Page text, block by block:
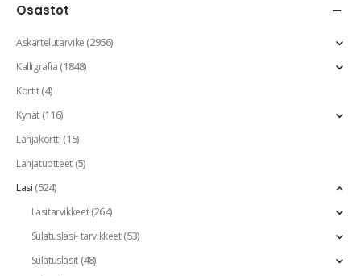
Osastot
Askartelutarvike(2956)
Kalligrafia(1848)
Kortit(4)
Kynät(116)
Lahjakortti(15)
Lahjatuotteet(5)
Lasi(524)
Lasitarvikkeet(264)
Sulatuslasi- tarvikkeet(53)
Sulatuslasit(48)